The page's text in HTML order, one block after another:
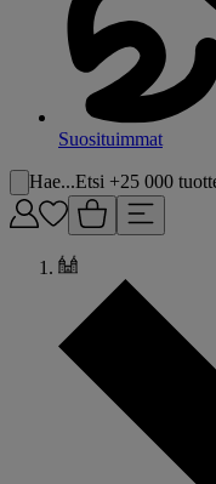
Suosituimmat
Hae...Etsi +25 000